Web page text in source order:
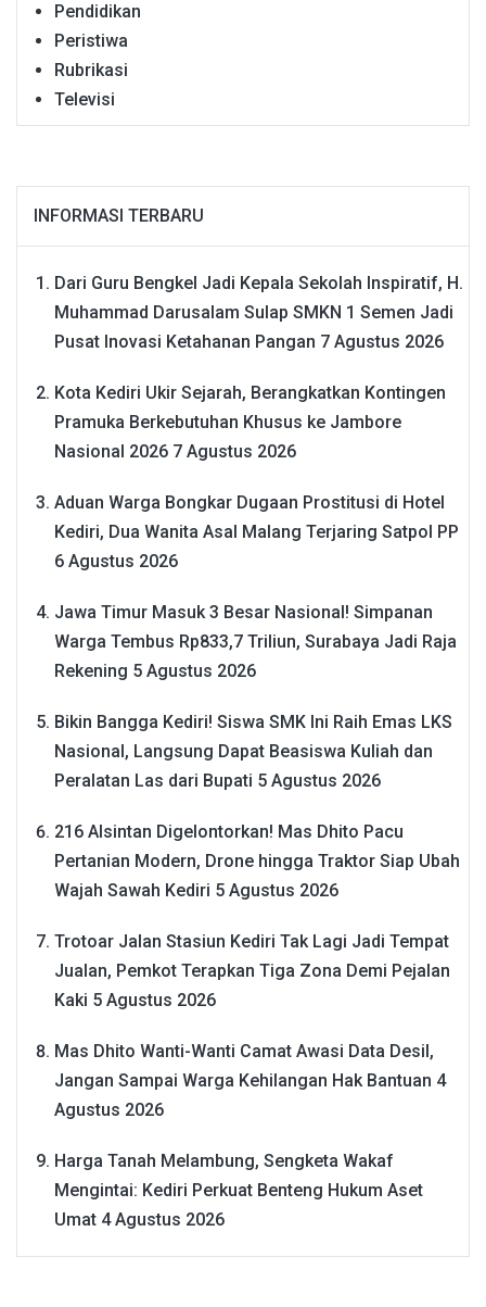
Pendidikan
Peristiwa
Rubrikasi
Televisi
INFORMASI TERBARU
Dari Guru Bengkel Jadi Kepala Sekolah Inspiratif, H.
Muhammad Darusalam Sulap SMKN 1 Semen Jadi
Pusat Inovasi Ketahanan Pangan 7 Agustus 2026
Kota Kediri Ukir Sejarah, Berangkatkan Kontingen
Pramuka Berkebutuhan Khusus ke Jambore
Nasional 2026 7 Agustus 2026
Aduan Warga Bongkar Dugaan Prostitusi di Hotel
Kediri, Dua Wanita Asal Malang Terjaring Satpol PP
6 Agustus 2026
Jawa Timur Masuk 3 Besar Nasional! Simpanan
Warga Tembus Rp833,7 Triliun, Surabaya Jadi Raja
Rekening 5 Agustus 2026
Bikin Bangga Kediri! Siswa SMK Ini Raih Emas LKS
Nasional, Langsung Dapat Beasiswa Kuliah dan
Peralatan Las dari Bupati 5 Agustus 2026
216 Alsintan Digelontorkan! Mas Dhito Pacu
Pertanian Modern, Drone hingga Traktor Siap Ubah
Wajah Sawah Kediri 5 Agustus 2026
Trotoar Jalan Stasiun Kediri Tak Lagi Jadi Tempat
Jualan, Pemkot Terapkan Tiga Zona Demi Pejalan
Kaki 5 Agustus 2026
Mas Dhito Wanti-Wanti Camat Awasi Data Desil,
Jangan Sampai Warga Kehilangan Hak Bantuan 4
Agustus 2026
Harga Tanah Melambung, Sengketa Wakaf
Mengintai: Kediri Perkuat Benteng Hukum Aset
Umat 4 Agustus 2026